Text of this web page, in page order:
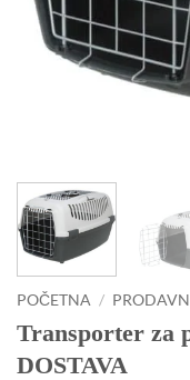
POČETNA /
Transporter za
DOSTAVA